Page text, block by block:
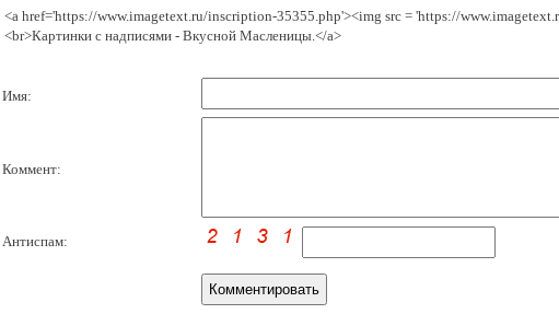
<a href='https://www.imagetext.ru/inscription-35355.php'><img src = 'https://
<br>Картинки с надписями - Вкусной Масленицы.</a>
Имя:
Коммент:
Антиспам: